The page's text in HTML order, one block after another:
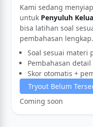
Kami sedang
untuk Penyuluh
bisa latihan soal
pembahasan lengkap.
Soal sesuai materi
Pembahasan
Skor otomatis +
Tryout Belum
Coming soon